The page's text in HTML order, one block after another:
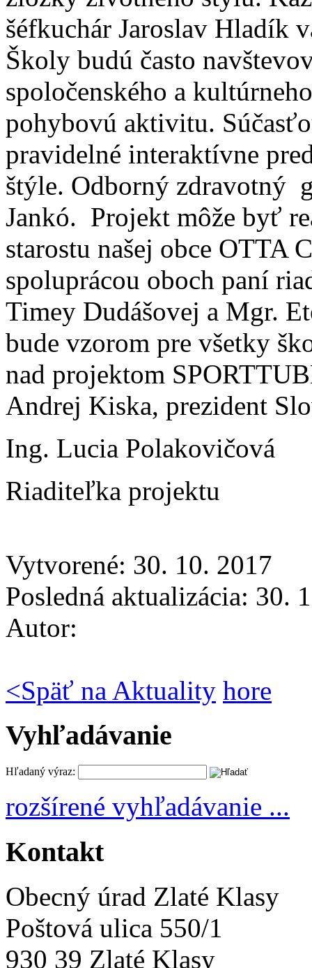
šéfkuchár Jaroslav Hladík
Školy budú často
spoločenského a
pohybovú aktivitu.
pravidelné interaktívne
štýle. Odborný zdravotný
Jankó. Projekt môže byť
starostu našej obce OTTA
spoluprácou oboch paní
Timey Dudášovej a Mgr.
bude vzorom pre všetky
nad projektom
Andrej Kiska, prezident
Ing. Lucia Polakovičová
Riaditeľka projektu
Vytvorené: 30. 10. 2017
Posledná aktualizácia: 30.
Autor:
<Späť na Aktuality hore
Vyhľadávanie
Hľadaný výraz:
rozšírené vyhľadávanie ...
Kontakt
Obecný úrad Zlaté Klasy
Poštová ulica 550/1
930 39 Zlaté Klasy